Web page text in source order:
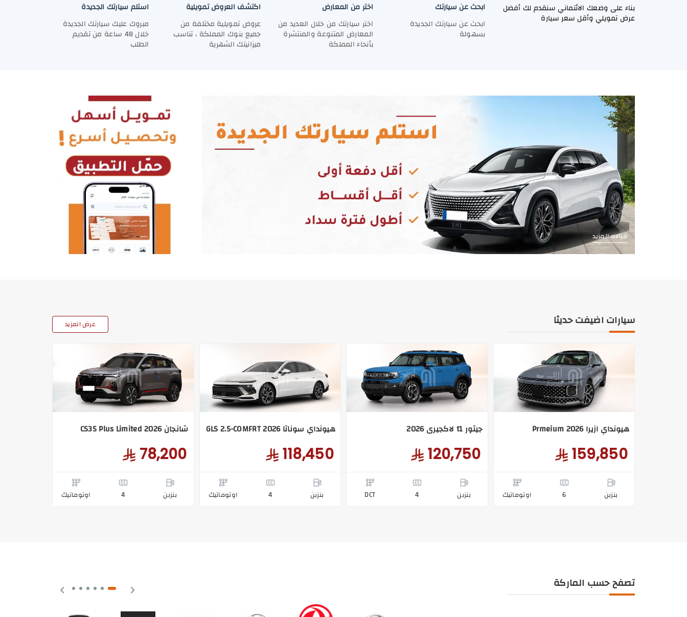
بناء على وضعك الائتماني سنقدم لك أفضل
عرض تمويلي وأقل سعر سيارة
ابحث عن سيارتك
ابحث عن سيارتك الجديدة
بسهولة
اختر من المعارض
اختر سيارتك من خلال العديد من
المعارض المتنوعة والمنتشرة
بأنحاء المملكة
اكتشف العروض تمويلية
عروض تمويلية مختلفة من
جميع بنوك المملكة ، تناسب
ميزانيتك الشهرية
استلم سيارتك الجديدة
مبروك عليك سيارتك الجديدة
خلال 48 ساعة من تقديم
الطلب
قراءه المزيد
سيارات اضيفت حديثا عرض المزيد
هيونداي ازيرا Prmeium 2026
159,850
بنزبن 6 اوتوماتيك
جيتور t1 لاكجيرى 2026
120,750
بنزبن 4
DCT
هيونداي سوناتا GLS 2.5-COMFRT 2026
118,450
بنزبن 4 اوتوماتيك
شانجان CS35 Plus Limited 2026
78,200
بنزبن 4 اوتوماتيك
تصفح حسب الماركة